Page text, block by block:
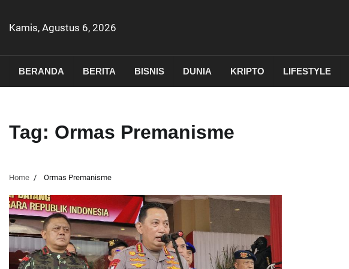
content
Kamis, Agustus 6, 2026
BERANDA BERITA BISNIS DUNIA KRIPTO LIFESTYLE
Tag: Ormas Premanisme
Home Ormas Premanisme